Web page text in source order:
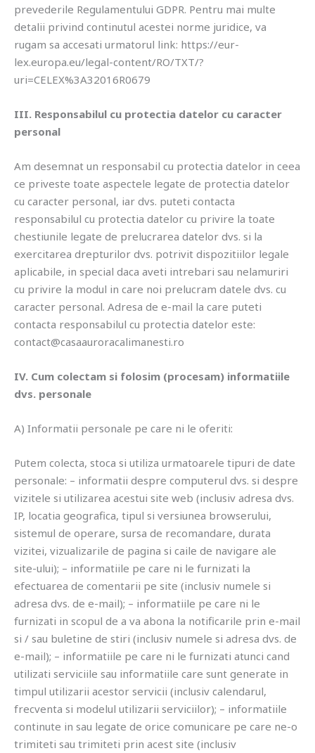
prevederile Regulamentului GDPR. Pentru mai multe
detalii privind continutul acestei norme juridice, va
rugam sa accesati urmatorul link: https://eur-
lex.europa.eu/legal-content/RO/TXT/?
uri=CELEX%3A32016R0679
III. Responsabilul cu protectia datelor cu caracter
personal
Am desemnat un responsabil cu protectia datelor in ceea
ce priveste toate aspectele legate de protectia datelor
cu caracter personal, iar dvs. puteti contacta
responsabilul cu protectia datelor cu privire la toate
chestiunile legate de prelucrarea datelor dvs. si la
exercitarea drepturilor dvs. potrivit dispozitiilor legale
aplicabile, in special daca aveti intrebari sau nelamuriri
cu privire la modul in care noi prelucram datele dvs. cu
caracter personal. Adresa de e-mail la care puteti
contacta responsabilul cu protectia datelor este:
contact@casaauroracalimanesti.ro
IV. Cum colectam si folosim (procesam) informatiile
dvs. personale
A) Informatii personale pe care ni le oferiti:
Putem colecta, stoca si utiliza urmatoarele tipuri de date
personale: – informatii despre computerul dvs. si despre
vizitele si utilizarea acestui site web (inclusiv adresa dvs.
IP, locatia geografica, tipul si versiunea browserului,
sistemul de operare, sursa de recomandare, durata
vizitei, vizualizarile de pagina si caile de navigare ale
site-ului); – informatiile pe care ni le furnizati la
efectuarea de comentarii pe site (inclusiv numele si
adresa dvs. de e-mail); – informatiile pe care ni le
furnizati in scopul de a va abona la notificarile prin e-mail
si / sau buletine de stiri (inclusiv numele si adresa dvs. de
e-mail); – informatiile pe care ni le furnizati atunci cand
utilizati serviciile sau informatiile care sunt generate in
timpul utilizarii acestor servicii (inclusiv calendarul,
frecventa si modelul utilizarii serviciilor); – informatiile
continute in sau legate de orice comunicare pe care ne-o
trimiteti sau trimiteti prin acest site (inclusiv